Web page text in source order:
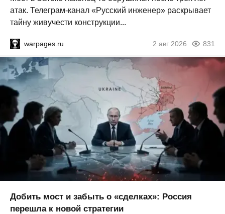
атак. Телеграм-канал «Русский инженер» раскрывает
тайну живучести конструкции...
warpages.ru 2 авг 2026 831
Добить мост и забыть о «сделках»: Россия
перешла к новой стратегии